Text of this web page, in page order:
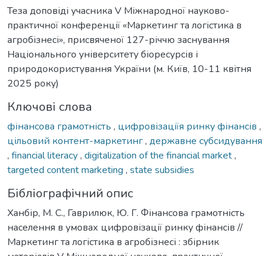
Теза доповіді учасника V Міжнародної науково-
практичної конференції «Маркетинг та логістика в
агробізнесі», присвяченої 127-річчю заснування
Національного університету біоресурсів і
природокористування України (м. Київ, 10-11 квітня
2025 року)
Ключові слова
фінансова грамотність , цифровізаціїя ринку фінансів ,
цільовий контент-маркетинг, державне субсидування
, financial literacy, digitalization of the financial market,
targeted content marketing , state subsidies
Бібліографічний опис
Ханбір, М. С., Гаврилюк, Ю. Г. Фінансова грамотність
населення в умовах цифровізації ринку фінансів //
Маркетинг та логістика в агробізнесі : збірник